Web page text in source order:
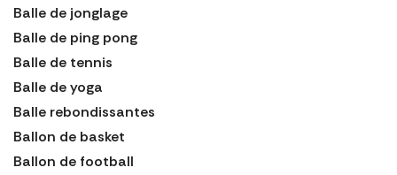
Balle de jonglage
Balle de ping pong
Balle de tennis
Balle de yoga
Balle rebondissantes
Ballon de basket
Ballon de football